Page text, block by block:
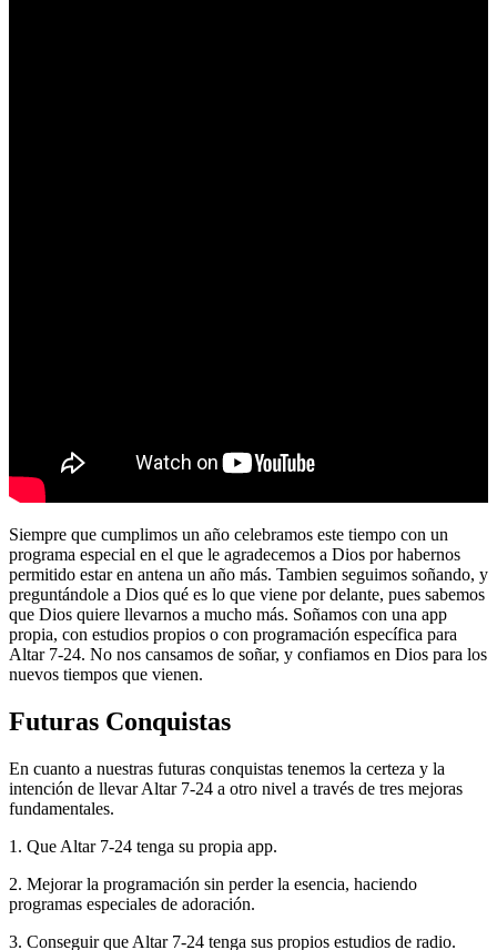
Siempre que cumplimos un año celebramos este tiempo con un
programa especial en el que le agradecemos a Dios por habernos
permitido estar en antena un año más. Tambien seguimos soñando, y
preguntándole a Dios qué es lo que viene por delante, pues sabemos
que Dios quiere llevarnos a mucho más. Soñamos con una app
propia, con estudios propios o con programación específica para
Altar 7-24. No nos cansamos de soñar, y confiamos en Dios para los
nuevos tiempos que vienen.
Futuras Conquistas
En cuanto a nuestras futuras conquistas tenemos la certeza y la
intención de llevar Altar 7-24 a otro nivel a través de tres mejoras
fundamentales.
1. Que Altar 7-24 tenga su propia app.
2. Mejorar la programación sin perder la esencia, haciendo
programas especiales de adoración.
3. Conseguir que Altar 7-24 tenga sus propios estudios de radio.